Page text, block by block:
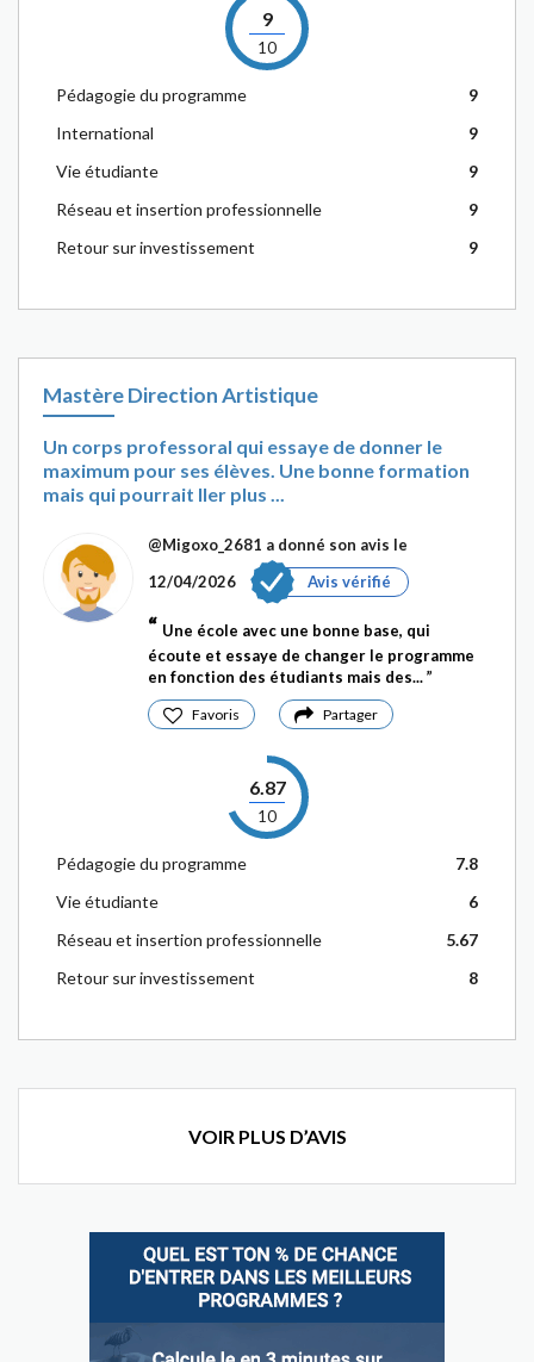
9
10
Pédagogie du programme
9
International
9
Vie étudiante
9
Réseau et insertion professionnelle
9
Retour sur investissement
9
Mastère Direction Artistique
Un corps professoral qui essaye de donner le
maximum pour ses élèves. Une bonne formation
mais qui pourrait ller plus ...
@Migoxo_2681 a donné son avis le
12/04/2026
Avis vérifié
Une école avec une bonne base, qui
écoute et essaye de changer le programme
en fonction des étudiants mais des...
Favoris Partager
6.87
10
Pédagogie du programme
7.8
Vie étudiante
6
Réseau et insertion professionnelle
5.67
Retour sur investissement
8
VOIR PLUS D’AVIS